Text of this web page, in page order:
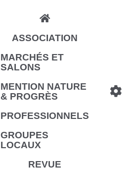
ASSOCIATION
MARCHÉS ET
SALONS
MENTION NATURE
& PROGRÈS
PROFESSIONNELS
GROUPES
LOCAUX
REVUE